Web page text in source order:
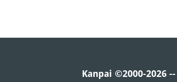
Kanpai ©2000-2026